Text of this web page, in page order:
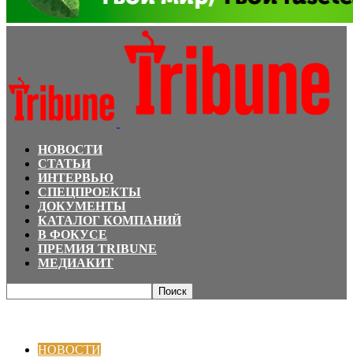
НОВОСТИ
СТАТЬИ
ИНТЕРВЬЮ
СПЕЦПРОЕКТЫ
ДОКУМЕНТЫ
КАТАЛОГ КОМПАНИЙ
В ФОКУСЕ
ПРЕМИЯ TRIBUNE
МЕДИАКИТ
НОВОСТИ